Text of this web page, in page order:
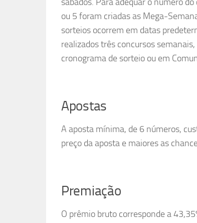
ou 5 foram criadas as Mega-
sorteios ocorrem em datas
realizados três concursos
cronograma de sorteio ou em
Apostas
A aposta mínima, de 6 números,
preço da aposta e maiores as
Premiação
O prêmio bruto corresponde a